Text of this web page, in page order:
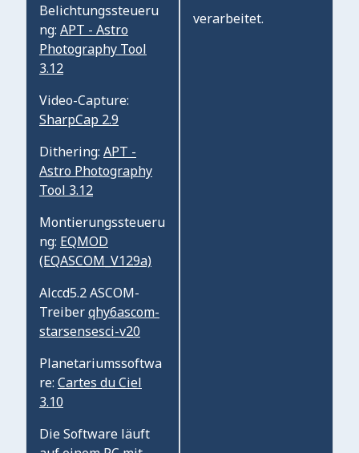
Belichtungssteueru
ng: APT - Astro
Photography Tool
3.12
Video-Capture:
SharpCap 2.9
Dithering: APT -
Astro Photography
Tool 3.12
Montierungssteueru
ng: EQMOD
(EQASCOM_V129a)
Alccd5.2 ASCOM-
Treiberqhy6ascom-
starsensesci-v20
Planetariumssoftwa
re: Cartes du Ciel
3.10
Die Software läuft
verarbeitet.